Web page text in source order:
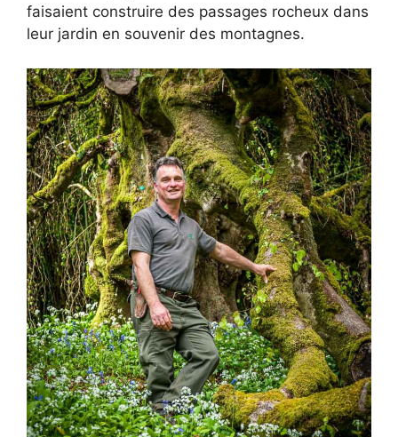
faisaient construire des passages rocheux dans
leur jardin en souvenir des montagnes.